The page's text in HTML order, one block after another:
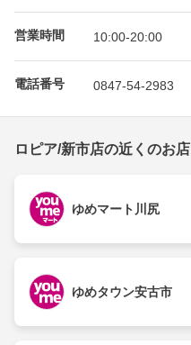
営業時間 10:00-20:00
電話番号 0847-54-2983
ロピア/新市店の近くのお店
ゆめマート川尻
ゆめタウン安古市